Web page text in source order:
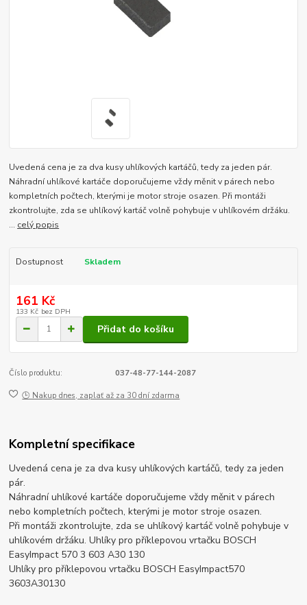
Uvedená cena je za dva kusy uhlíkových kartáčů, tedy za jeden pár.
Náhradní uhlíkové kartáče doporučujeme vždy měnit v párech nebo
kompletních počtech, kterými je motor stroje osazen. Při montáži
zkontrolujte, zda se uhlíkový kartáč volně pohybuje v uhlíkovém držáku.
... celý popis
Dostupnost Skladem
161 Kč
133 Kč bez DPH
Přidat do košíku
Číslo produktu: 037-48-77-144-2087
🕒 Nakup dnes, zaplať až za 30 dní zdarma
Kompletní specifikace
Uvedená cena je za dva kusy uhlíkových kartáčů, tedy za jeden
pár.
Náhradní uhlíkové kartáče doporučujeme vždy měnit v párech
nebo kompletních počtech, kterými je motor stroje osazen.
Při montáži zkontrolujte, zda se uhlíkový kartáč volně pohybuje v
uhlíkovém držáku. Uhlíky pro příklepovou vrtačku BOSCH
EasyImpact 570 3 603 A30 130
Uhlíky pro příklepovou vrtačku BOSCH EasyImpact570
3603A30130